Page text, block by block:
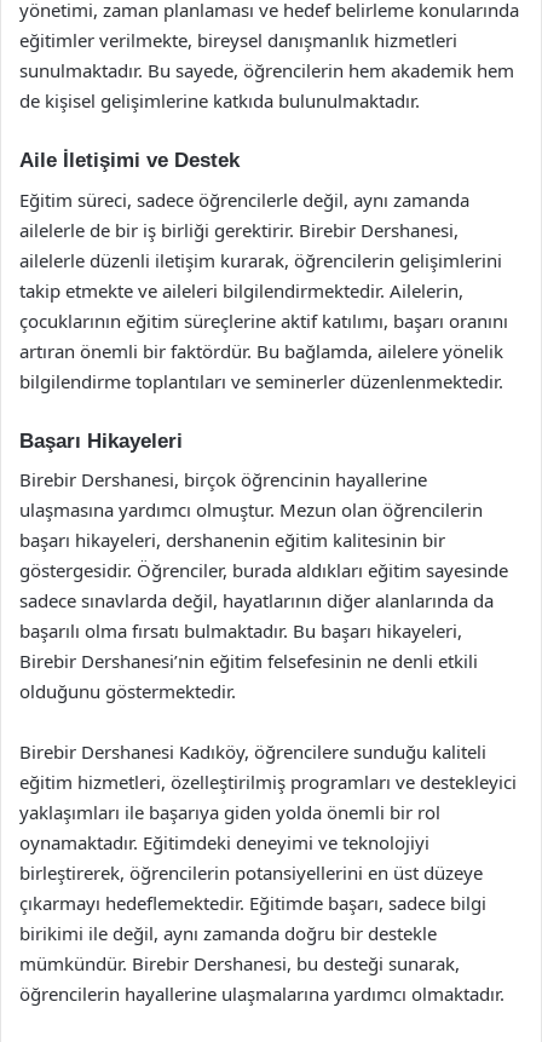
yönetimi, zaman planlaması ve hedef belirleme konularında
eğitimler verilmekte, bireysel danışmanlık hizmetleri
sunulmaktadır. Bu sayede, öğrencilerin hem akademik hem
de kişisel gelişimlerine katkıda bulunulmaktadır.
Aile İletişimi ve Destek
Eğitim süreci, sadece öğrencilerle değil, aynı zamanda
ailelerle de bir iş birliği gerektirir. Birebir Dershanesi,
ailelerle düzenli iletişim kurarak, öğrencilerin gelişimlerini
takip etmekte ve aileleri bilgilendirmektedir. Ailelerin,
çocuklarının eğitim süreçlerine aktif katılımı, başarı oranını
artıran önemli bir faktördür. Bu bağlamda, ailelere yönelik
bilgilendirme toplantıları ve seminerler düzenlenmektedir.
Başarı Hikayeleri
Birebir Dershanesi, birçok öğrencinin hayallerine
ulaşmasına yardımcı olmuştur. Mezun olan öğrencilerin
başarı hikayeleri, dershanenin eğitim kalitesinin bir
göstergesidir. Öğrenciler, burada aldıkları eğitim sayesinde
sadece sınavlarda değil, hayatlarının diğer alanlarında da
başarılı olma fırsatı bulmaktadır. Bu başarı hikayeleri,
Birebir Dershanesi’nin eğitim felsefesinin ne denli etkili
olduğunu göstermektedir.
Birebir Dershanesi Kadıköy, öğrencilere sunduğu kaliteli
eğitim hizmetleri, özelleştirilmiş programları ve destekleyici
yaklaşımları ile başarıya giden yolda önemli bir rol
oynamaktadır. Eğitimdeki deneyimi ve teknolojiyi
birleştirerek, öğrencilerin potansiyellerini en üst düzeye
çıkarmayı hedeflemektedir. Eğitimde başarı, sadece bilgi
birikimi ile değil, aynı zamanda doğru bir destekle
mümkündür. Birebir Dershanesi, bu desteği sunarak,
öğrencilerin hayallerine ulaşmalarına yardımcı olmaktadır.